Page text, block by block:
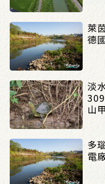
萊
德
淡
山
多
電